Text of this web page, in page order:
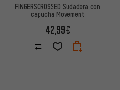
FINGERSCROSSED Sudadera con
capucha Movement
42,99€